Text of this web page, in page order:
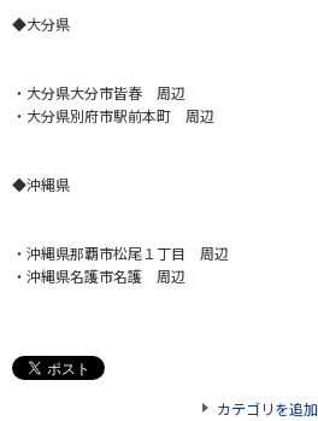
◆大分県
・大分県大分市皆春 周辺
・大分県別府市駅前本町 周辺
◆沖縄県
・沖縄県那覇市松尾１丁目 周辺
・沖縄県名護市名護 周辺
カテゴリを追加